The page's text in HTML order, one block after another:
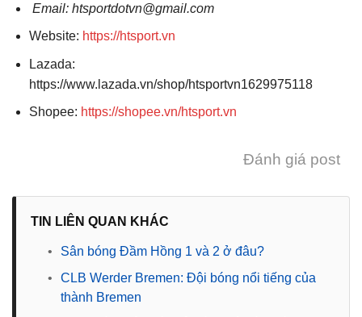
Email: htsportdotvn@gmail.com
Website: https://htsport.vn
Lazada:
https://www.lazada.vn/shop/htsportvn1629975118
Shopee: https://shopee.vn/htsport.vn
Đánh giá post
TIN LIÊN QUAN KHÁC
•
Sân bóng Đầm Hồng 1 và 2 ở đâu?
•
CLB Werder Bremen: Đội bóng nổi tiếng của
thành Bremen